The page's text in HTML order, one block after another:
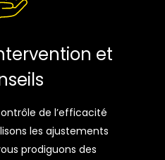
et
de l’efficacité
les ajustements
prodiguons des